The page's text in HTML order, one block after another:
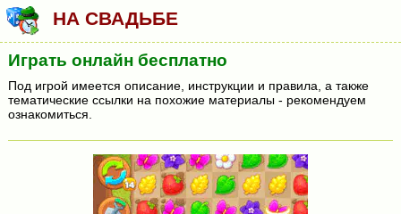
НА СВАДЬБЕ
Играть онлайн бесплатно
Под игрой имеется описание, инструкции и правила, а также
тематические ссылки на похожие материалы - рекомендуем
ознакомиться.